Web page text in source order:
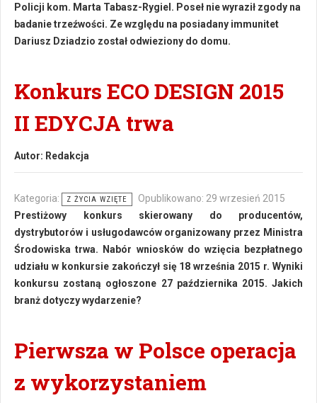
Policji kom. Marta Tabasz-Rygiel. Poseł nie wyraził zgody na
badanie trzeźwości. Ze względu na posiadany immunitet
Dariusz Dziadzio został odwieziony do domu.
Konkurs ECO DESIGN 2015
II EDYCJA trwa
Autor: Redakcja
Kategoria: Z ŻYCIA WZIĘTE
Opublikowano: 29 wrzesień 2015
Prestiżowy konkurs skierowany do producentów,
dystrybutorów i usługodawców organizowany przez Ministra
Środowiska trwa. Nabór wniosków do wzięcia bezpłatnego
udziału w konkursie zakończył się 18 września 2015 r. Wyniki
konkursu zostaną ogłoszone 27 października 2015. Jakich
branż dotyczy wydarzenie?
Pierwsza w Polsce operacja
z wykorzystaniem